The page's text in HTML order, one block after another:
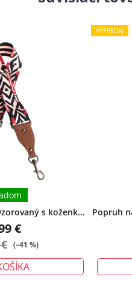
s koženkou
€
(–41 %)
VÝPREDAJ
Popruh